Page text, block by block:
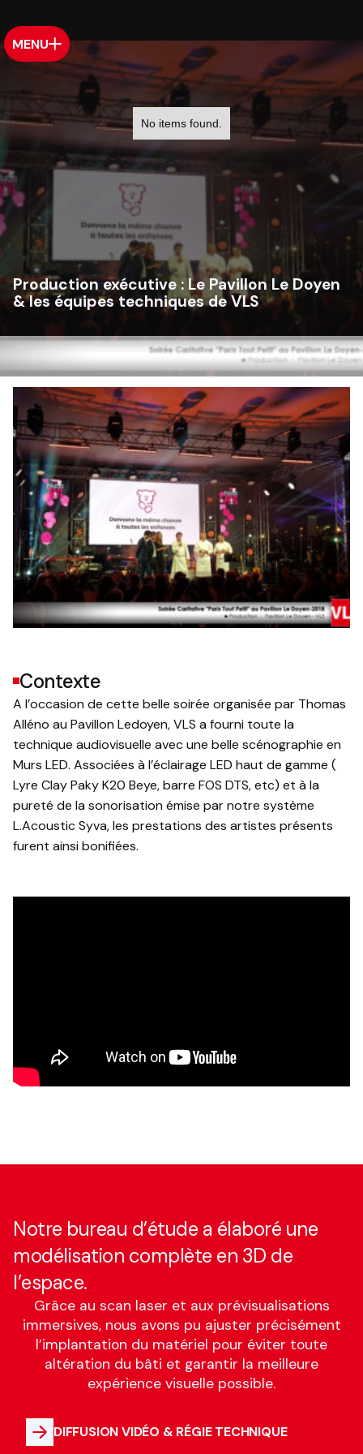
MENU
No items found.
Production exécutive :Le Pavillon Le Doyen
& les équipes techniques de VLS
Contexte
A l’occasion de cette belle soirée organisée par Thomas
Alléno au Pavillon Ledoyen, VLS a fourni toute la
technique audiovisuelle avec une belle scénographie en
Murs LED. Associées à l’éclairage LED haut de gamme (
Lyre Clay Paky K20 Beye, barre FOS DTS, etc) et à la
pureté de la sonorisation émise par notre système
L.Acoustic Syva, les prestations des artistes présents
furent ainsi bonifiées.
Notre bureau d’étude a élaboré une
modélisation complète en 3D de
l’espace.
Grâce au scan laser et aux prévisualisations
immersives, nous avons pu ajuster précisément
l’implantation du matériel pour éviter toute
altération du bâti et garantir la meilleure
expérience visuelle possible.
DIFFUSION VIDÉO & RÉGIE TECHNIQUE